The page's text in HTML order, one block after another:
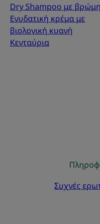
Dry Shampoo με βρώμη
Ενυδατική κρέμα με
βιολογική κυανή
Κενταύρια
Συχνές